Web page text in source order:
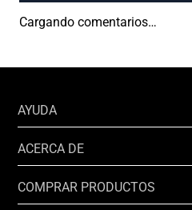
Cargando comentarios…
AYUDA
ACERCA DE
COMPRAR PRODUCTOS